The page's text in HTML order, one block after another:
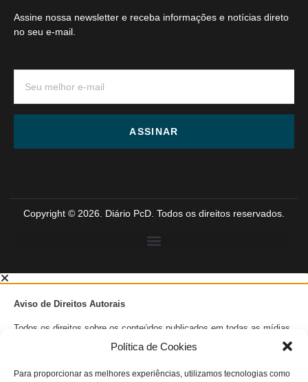
Política de Cookies
Para proporcionar as melhores experiências, utilizamos tecnologias como
Assine nossa newsletter e receba informações e notícias direto
no seu e-mail.
ASSINAR
Copyright © 2026. Diário PcD. Todos os direitos reservados.
Aviso de Direitos Autorais
Todos os direitos sobre os conteúdos publicados em todas as mídias
sociais do Diário PcD, incluindo textos, imagens, gráficos, e qualquer
direitos autorais.